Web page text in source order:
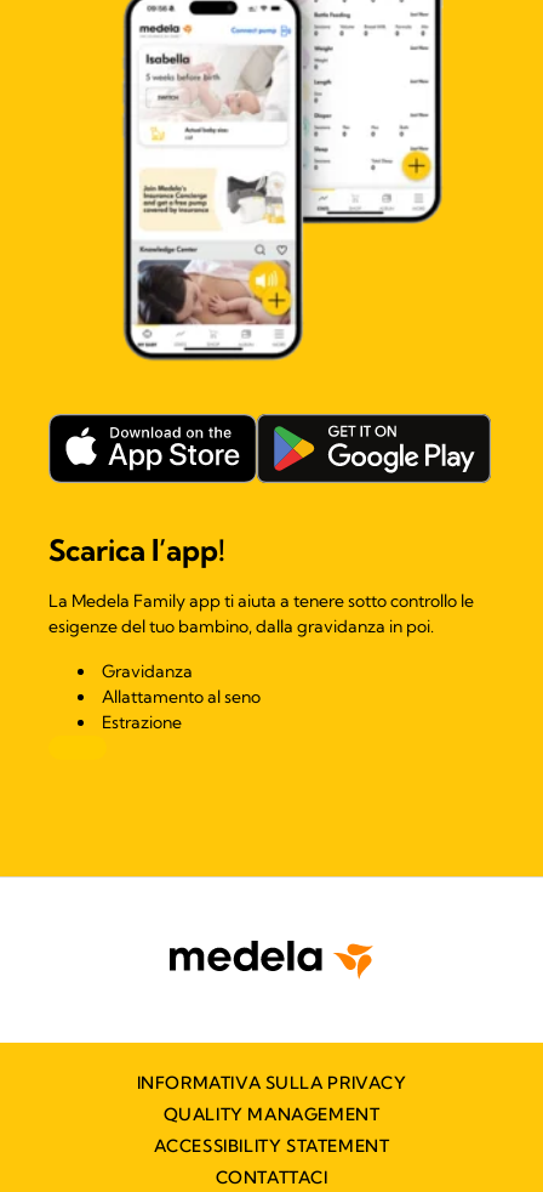
Scarica l’app!​
La Medela Family app ti aiuta a tenere sotto controllo le
esigenze del tuo bambino, dalla gravidanza in poi.
Gravidanza
Allattamento al seno
Estrazione
INFORMATIVA SULLA PRIVACY
QUALITY MANAGEMENT
ACCESSIBILITY STATEMENT
CONTATTACI